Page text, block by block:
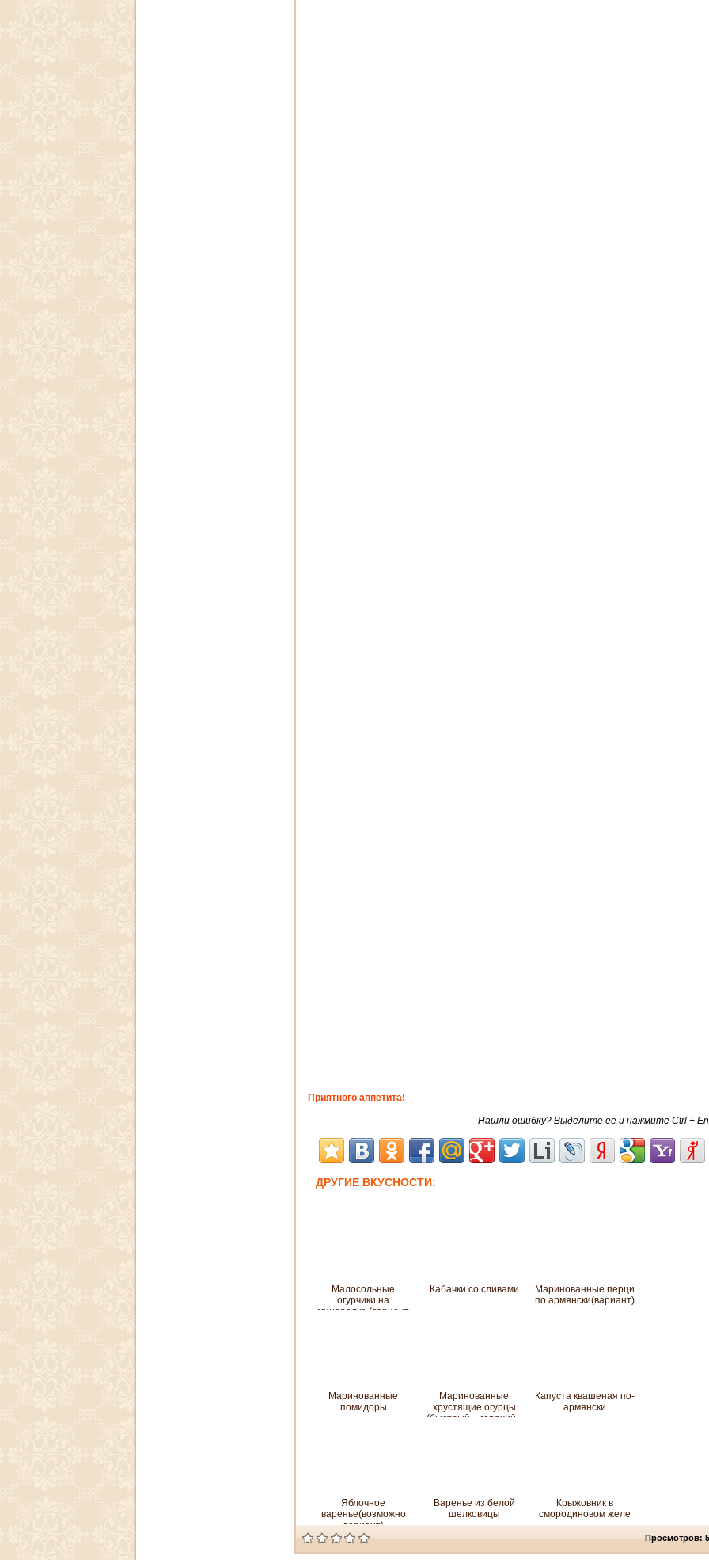
Приятного аппетита!
Нашли ошибку? Выделите ее и нажмите Ctrl +
ДРУГИЕ ВКУСНОСТИ:
Малосольные
огурчики на
минералке (вариант
Кабачки со сливами
Маринованные перци
по армянски(вариант)
Маринованные
помидоры
Маринованные
хрустящие огурцы
(быстрый, «горячий»
Капуста квашеная по-
армянски
Яблочное
варенье(возможно
вариант)
Варенье из белой
шелковицы
Крыжовник в
смородиновом желе
Просмотров: